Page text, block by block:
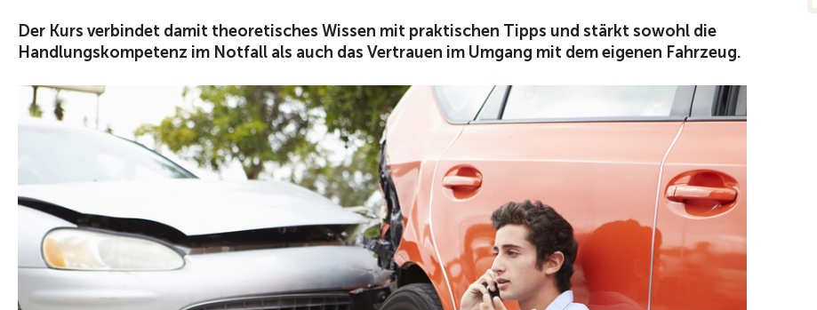
Der Kurs verbindet damit theoretisches Wissen mit praktischen Tipps und stärkt sowohl die
Handlungskompetenz im Notfall als auch das Vertrauen im Umgang mit dem eigenen Fahrzeug.